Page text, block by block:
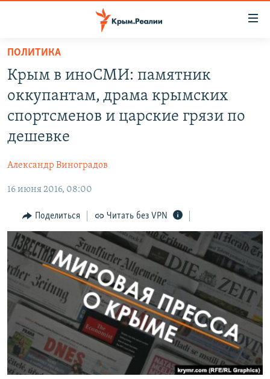
Вернуться
основному
содержанию
Вернутся
главной
Вернутся
СПЕЦПРОЕКТЫ
ВОДА
ИНТЕРАКТИВ
ИНФОГРАФИКА
ТЕЛЕПРОЕКТ КРЫМ.РЕАЛИИ
СОВЕТЫ ПРАВОЗАЩИТНИКОВ
ПРОПАВШИЕ БЕЗ ВЕСТИ
ПОБЕДИТЕЛЕЙ НЕ СУДЯТ?
КРЫМ.НЕПОКОРЕННЫЙ
ELIFBE
УКРАИНСКАЯ ПРОБЛЕМА КРЫМА
РАДІО СВОБОДА
КАК ОБОЙТИ БЛОКИРОВКУ
Qırımtatar
ПРИСОЕДИНЯЙТЕСЬ!
Все сайты RFE/RL
ПОЛИТИКА
Крым в иноСМИ: памятник
оккупантам, драма крымских
спортсменов и царские грязи по
дешевке
Александр Виноградов
16 июня 2016, 08:00
Поделиться Читать без VPN